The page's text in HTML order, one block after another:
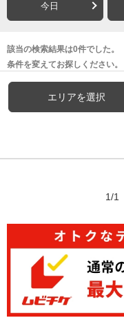
今日
該当の検索結果は0件でした。
条件を変えてお探しください。
エリアを選択
1/1